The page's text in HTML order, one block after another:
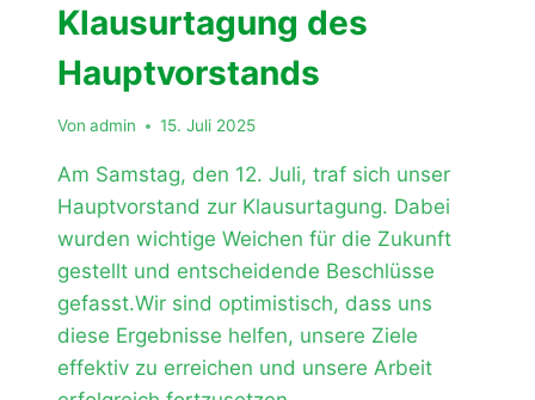
Klausurtagung des
Hauptvorstands
Von admin 15. Juli 2025
Am Samstag, den 12. Juli, traf sich unser
Hauptvorstand zur Klausurtagung. Dabei
wurden wichtige Weichen für die Zukunft
gestellt und entscheidende Beschlüsse
gefasst.Wir sind optimistisch, dass uns
diese Ergebnisse helfen, unsere Ziele
effektiv zu erreichen und unsere Arbeit